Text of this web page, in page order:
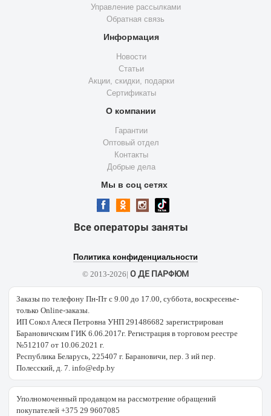
Управление рассылками
Обратная связь
Информация
Новости
Статьи
Акции, скидки, подарки
Сертификаты
О компании
Гарантии
Оптовый отдел
Контакты
Добрые дела
Мы в соц сетях
Все операторы заняты
Политика конфиденциальности
© 2013-2026| О ДЕ ПАРФЮМ
Заказы по телефону Пн-Пт с 9.00 до 17.00, суббота, воскресенье-
только Online-заказы.
ИП Сокол Алеся Петровна УНП 291486682 зарегистрирован
Барановичским ГИК 6.06.2017г. Регистрация в торговом реестре
№512107 от 10.06.2021 г.
Республика Беларусь, 225407 г. Барановичи, пер. 3 ий пер.
Полесский, д. 7. info@edp.by
Уполномоченный продавцом на рассмотрение обращений
покупателей +375 29 9607085